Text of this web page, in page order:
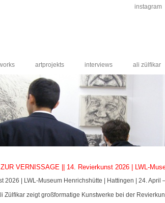
Navigation
instagram
artprojekts interviews ali zülfikar
VERNISSAGE || 14. Revierkunst 2026 | LWL-
2026 | LWL-Museum Henrichshütte | Hattingen | 24. April
Zülfikar zeigt großformatige Kunstwerke bei der